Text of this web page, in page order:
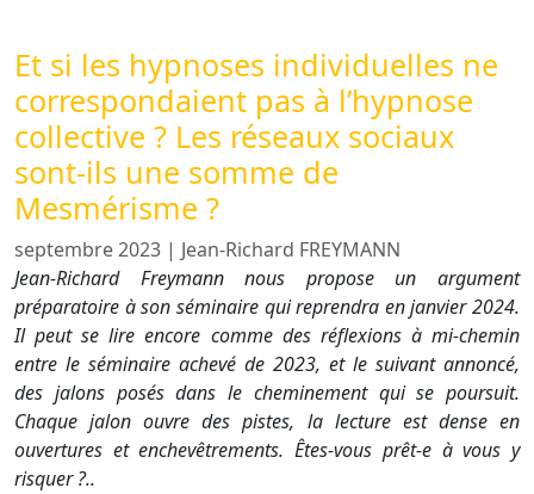
Et si les hypnoses individuelles ne
correspondaient pas à l’hypnose
collective ? Les réseaux sociaux
sont-ils une somme de
Mesmérisme ?
septembre 2023 | Jean-Richard FREYMANN
Jean-Richard Freymann nous propose un argument
préparatoire à son séminaire qui reprendra en janvier 2024.
Il peut se lire encore comme des réflexions à mi-chemin
entre le séminaire achevé de 2023, et le suivant annoncé,
des jalons posés dans le cheminement qui se poursuit.
Chaque jalon ouvre des pistes, la lecture est dense en
ouvertures et enchevêtrements. Êtes-vous prêt-e à vous y
risquer ?..